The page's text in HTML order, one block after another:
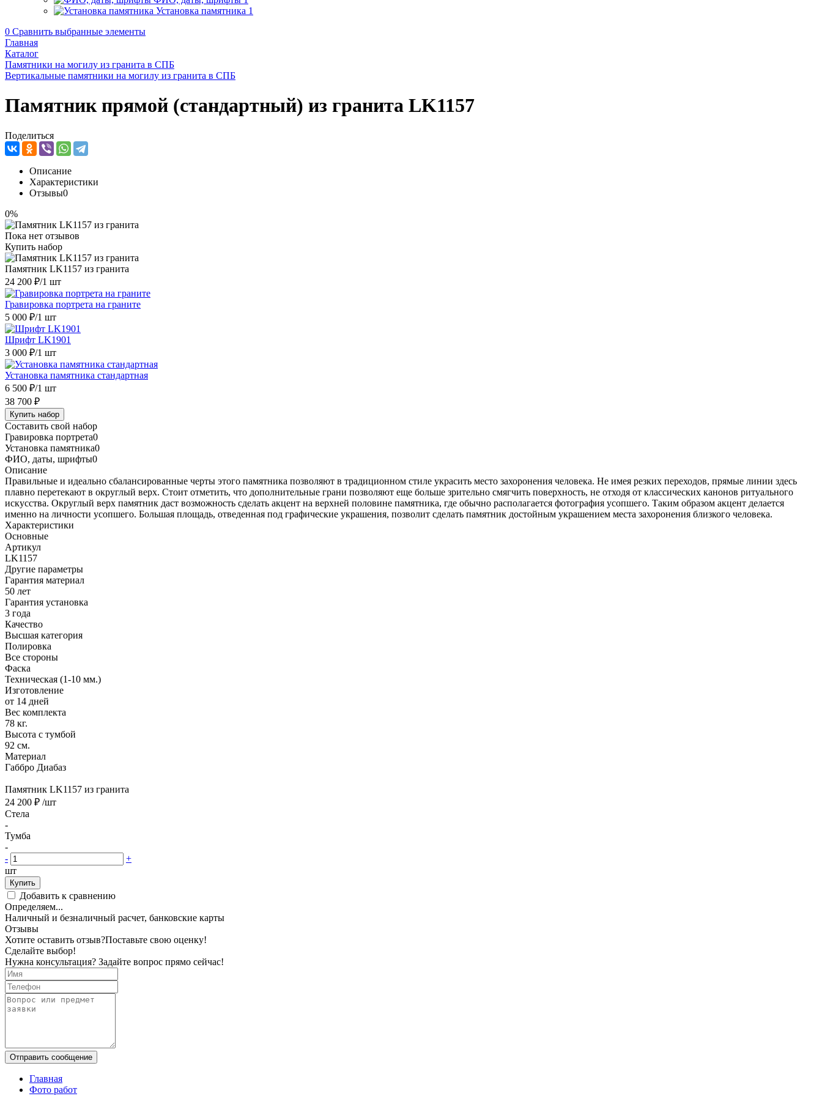
Установка памятника 1
0 Сравнить выбранные элементы
Главная
Каталог
Памятники на могилу из гранита в СПБ
Вертикальные памятники на могилу из гранита в СПБ
Памятник прямой (стандартный) из гранита LK1157
Поделиться
Описание
Характеристики
Отзывы0
0%
Пока нет отзывов
Купить набор
Памятник LK1157 из гранита
24 200 ₽/1 шт
Гравировка портрета на граните
5 000 ₽/1 шт
Шрифт LK1901
3 000 ₽/1 шт
Установка памятника стандартная
6 500 ₽/1 шт
38 700 ₽
Купить набор
Составить свой набор
Гравировка портрета0
Установка памятника0
ФИО, даты, шрифты0
Описание
Правильные и идеально сбалансированные черты этого памятника позволяют в традиционном стиле украсить место захоронения человека. Не имея резких переходов, прямые линии здесь
плавно перетекают в округлый верх. Стоит отметить, что дополнительные грани позволяют еще больше зрительно смягчить поверхность, не отходя от классических канонов ритуального
искусства. Округлый верх памятник даст возможность сделать акцент на верхней половине памятника, где обычно располагается фотография усопшего. Таким образом акцент делается
именно на личности усопшего. Большая площадь, отведенная под графические украшения, позволит сделать памятник достойным украшением места захоронения близкого человека.
Характеристики
Основные
Артикул
LK1157
Другие параметры
Гарантия материал
50 лет
Гарантия установка
3 года
Качество
Высшая категория
Полировка
Все стороны
Фаска
Техническая (1-10 мм.)
Изготовление
от 14 дней
Вес комплекта
78 кг.
Высота с тумбой
92 см.
Материал
Габбро Диабаз
Памятник LK1157 из гранита
24 200 ₽ /шт
Стела
-
Тумба
-
-
+
шт
Купить
Добавить к сравнению
Определяем...
Наличный и безналичный расчет, банковские карты
Отзывы
Хотите оставить отзыв?Поставьте свою оценку!
Сделайте выбор!
Нужна консультация? Задайте вопрос прямо сейчас!
Отправить сообщение
Главная
Фото работ